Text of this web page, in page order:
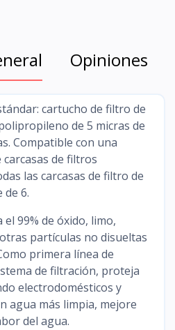
Opiniones
cartucho de filtro de
de 5 micras de
Compatible con una
de filtros
las carcasas de filtro de
de 6.
el 99% de óxido, limo,
partículas no disueltas
primera línea de
de filtración, proteja
electrodomésticos y
agua más limpia, mejore
del agua.